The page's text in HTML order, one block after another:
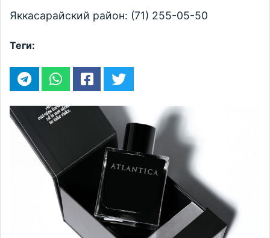
Яккасарайский район: (71) 255-05-50
Теги: